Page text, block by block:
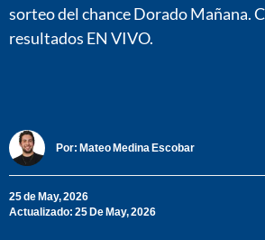
sorteo del chance Dorado Mañana.
resultados EN VIVO.
Por: Mateo Medina Escobar
25 de May, 2026
Actualizado: 25 De May, 2026